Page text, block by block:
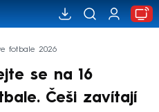
fotbale 2026
se na 16
Češi zavítají